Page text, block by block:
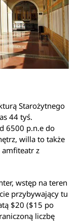
Starożytnego
44 tyś.
6500 p.n.e do
willa to także
amfiteatr z
wstęp na teren
przybywający tu
$20 ($15 po
liczbę